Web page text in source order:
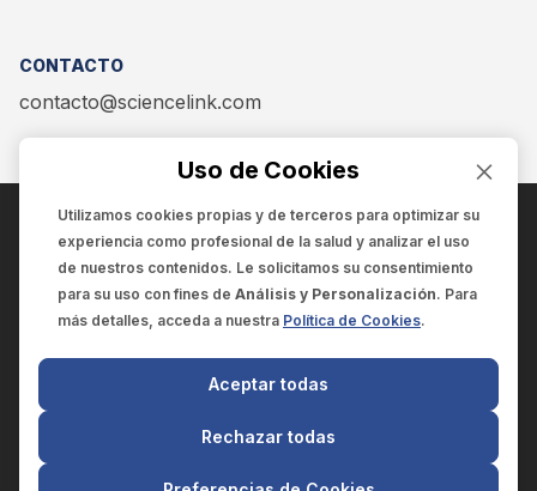
CONTACTO
contacto@sciencelink.com
ENCUÉNTRANOS EN:
SCIENCELINK
SCILINK COMUNICACIÓN CIENTÍFICA SC
El contenido y la información de este sitio web es exclusivo
para profesionales de la salud.
Uso de Cookies
Utilizamos cookies propias y de terceros para optimizar su
experiencia como profesional de la salud y analizar el uso
de nuestros contenidos. Le solicitamos su consentimiento
para su uso con fines de Análisis y Personalización. Para
más detalles, acceda a nuestra Política de Cookies.
Rechazar todas
Aceptar todas